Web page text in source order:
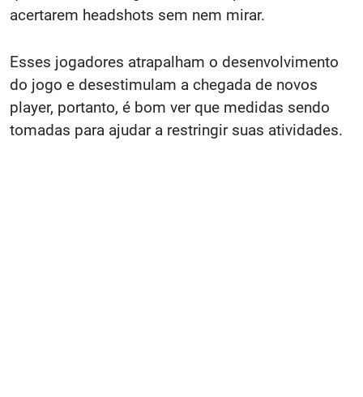
acertarem headshots sem nem mirar.
Esses jogadores atrapalham o desenvolvimento
do jogo e desestimulam a chegada de novos
player, portanto, é bom ver que medidas sendo
tomadas para ajudar a restringir suas atividades.